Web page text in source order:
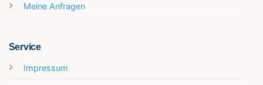
Meine Anfragen
Service
Impressum